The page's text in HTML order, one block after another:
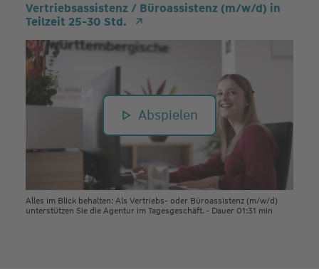
Vertriebsassistenz / Büroassistenz (m/w/d) in
Teilzeit 25-30 Std.
Abspielen
Alles im Blick behalten: Als Vertriebs- oder Büroassistenz (m/w/d)
unterstützen Sie die Agentur im Tagesgeschäft. - Dauer 01:31 min